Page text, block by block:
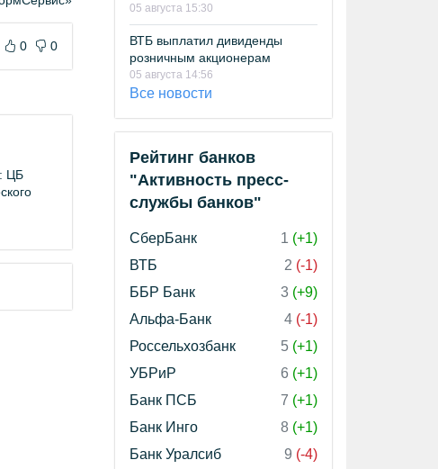
0 0
ЦБ
05 августа 15:30
ВТБ выплатил дивиденды
розничным акционерам
05 августа 14:56
Все новости
Рейтинг банков
"Активность пресс-
службы банков"
СберБанк 1 (+1)
ВТБ
2 (-1)
ББР Банк
3 (+9)
Альфа-Банк
4 (-1)
Россельхозбанк
5 (+1)
УБРиР
6 (+1)
Банк ПСБ
7 (+1)
Банк Инго
8 (+1)
Банк Уралсиб
9 (-4)